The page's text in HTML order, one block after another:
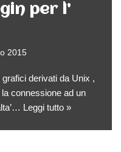
per l’
2015
derivati da Unix ,
connessione ad un
Leggi tutto »